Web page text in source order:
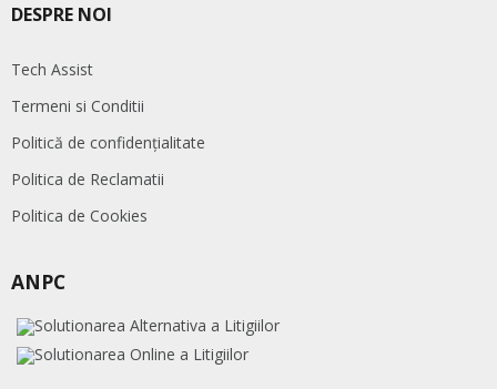
DESPRE NOI
Tech Assist
Termeni si Conditii
Politică de confidențialitate
Politica de Reclamatii
Politica de Cookies
ANPC